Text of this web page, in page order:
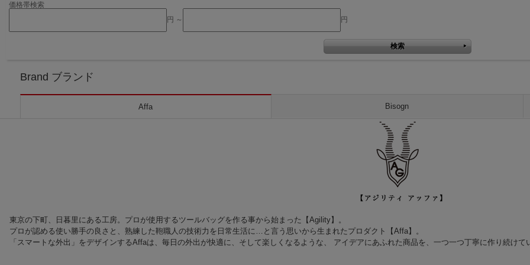
価格帯検索
円 ～
円
Brand ブランド
Affa Bisogn
東京の下町、日暮里にある工房。プロが使用するツールバッグを作る事から始まった【Agility】。
プロが認める使い勝手の良さと、熟練した鞄職人の技術力を日常生活に…と言う思いから生まれたプロダクト【Affa】。
「スマートな外出」をデザインするAffaは、毎日の外出が快適に、そして楽しくなるような、 アイデアにあふれた商品を、一つ一つ丁寧に作り続けて